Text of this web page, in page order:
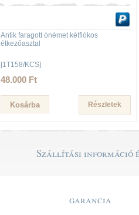
Antik faragott ónémet kétfiókos
étkezőasztal
[1T158/KCS]
48.000 Ft
Részletek
Szállítási információ
garancia